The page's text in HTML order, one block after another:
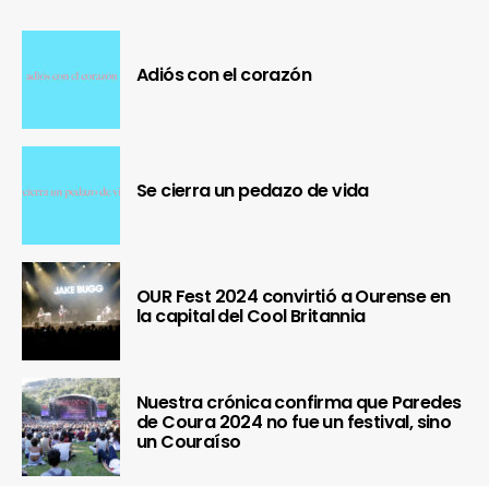
Adiós con el corazón
Se cierra un pedazo de vida
OUR Fest 2024 convirtió a Ourense en
la capital del Cool Britannia
Nuestra crónica confirma que Paredes
de Coura 2024 no fue un festival, sino
un Couraíso